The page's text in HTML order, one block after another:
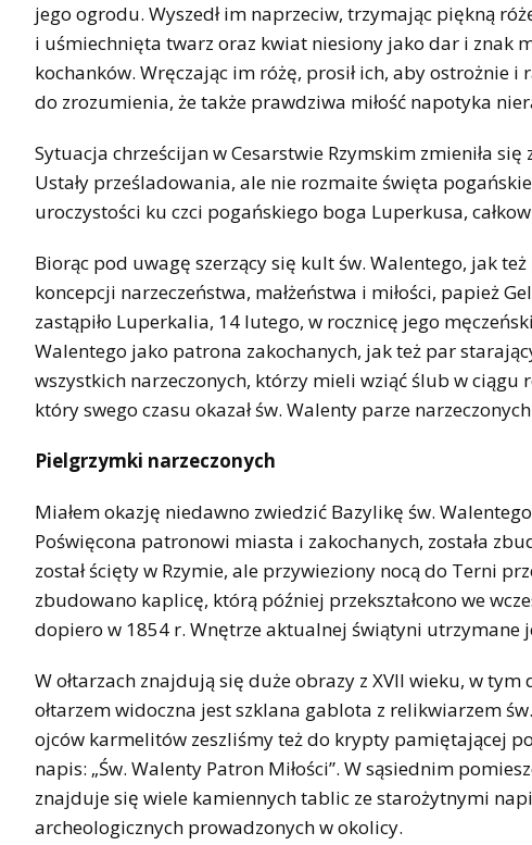
jego ogrodu. Wyszedł im naprzeciw, trzymając piękną
i uśmiechnięta twarz oraz kwiat niesiony jako dar i znak
kochanków. Wręczając im różę, prosił ich, aby ostrożnie
do zrozumienia, że także prawdziwa miłość napotyka
Sytuacja chrześcijan w Cesarstwie Rzymskim zmieniła
Ustały prześladowania, ale nie rozmaite święta
uroczystości ku czci pogańskiego boga Luperkusa,
Biorąc pod uwagę szerzący się kult św. Walentego, jak
koncepcji narzeczeństwa, małżeństwa i miłości, papież
zastąpiło Luperkalia, 14 lutego, w rocznicę jego
Walentego jako patrona zakochanych, jak też par
wszystkich narzeczonych, którzy mieli wziąć ślub w
który swego czasu okazał św. Walenty parze
Pielgrzymki narzeczonych
Miałem okazję niedawno zwiedzić Bazylikę św.
Poświęcona patronowi miasta i zakochanych, została
został ścięty w Rzymie, ale przywieziony nocą do Terni
zbudowano kaplicę, którą później przekształcono we
dopiero w 1854 r. Wnętrze aktualnej świątyni
W ołtarzach znajdują się duże obrazy z XVII wieku, w
ołtarzem widoczna jest szklana gablota z relikwiarzem
ojców karmelitów zeszliśmy też do krypty pamiętającej
napis: „Św. Walenty Patron Miłości”. W sąsiednim
znajduje się wiele kamiennych tablic ze starożytnymi
archeologicznych prowadzonych w okolicy.